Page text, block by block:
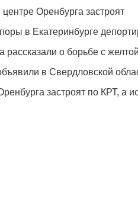
Оренбурга застроят
в Екатеринбурге
рассказали о борьбе с
в Свердловской
застроят по КРТ, а